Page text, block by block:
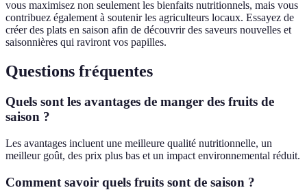
vous maximisez non seulement les bienfaits nutritionnels, mais vous
contribuez également à soutenir les agriculteurs locaux. Essayez de
créer des plats en saison afin de découvrir des saveurs nouvelles et
saisonnières qui raviront vos papilles.
Questions fréquentes
Quels sont les avantages de manger des fruits de
saison ?
Les avantages incluent une meilleure qualité nutritionnelle, un
meilleur goût, des prix plus bas et un impact environnemental réduit.
Comment savoir quels fruits sont de saison ?